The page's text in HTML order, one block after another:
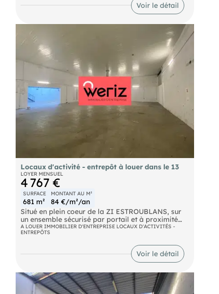
Les locaux sont accessibles par rideau métallique
Voir le détail
Locaux d'activité - entrepôt à louer dans le 13
LOYER MENSUEL
4 767 €
SURFACE
681 m²
MONTANT AU M²
84 €/m²/an
Situé en plein coeur de la ZI ESTROUBLANS, sur
un ensemble sécurisé par portail et à proximité
des axes autoroutiers, vous propose à la location
un local d'activité bénéficiant d'une surface de 682
m² de stockage avec grandes hauteurs.
Des travaux de rafraîchissement sont en cours
dans la partie stockage et bureaux.
A LOUER IMMOBILIER D'ENTREPRISE LOCAUX D'ACTIVITÉS -
ENTREPÔTS
Voir le détail